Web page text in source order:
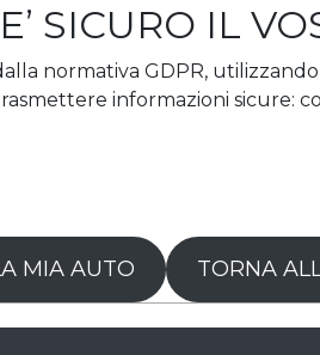
SICURO IL
normativa GDPR,
informazioni sicure:
MIA AUTO TORNA